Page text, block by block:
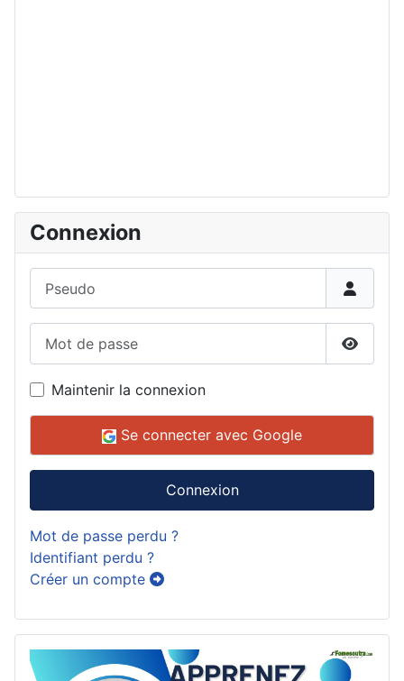
Connexion
Maintenir la connexion
Se connecter avec Google
Connexion
Mot de passe perdu ?
Identifiant perdu ?
Créer un compte